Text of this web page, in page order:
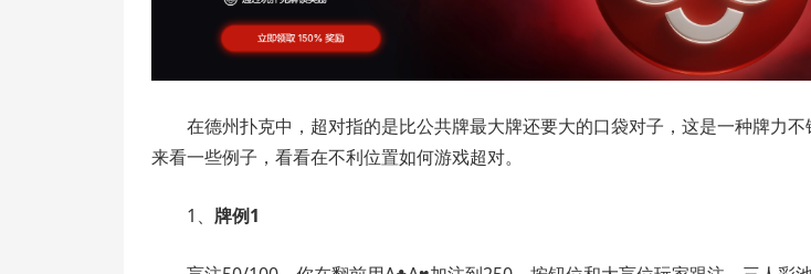
在德州扑克中，超对指的是比公共牌最大牌还要大的口袋对子，这是一种牌力不
来看一些例子，看看在不利位置如何游戏超对。
1、 牌例1